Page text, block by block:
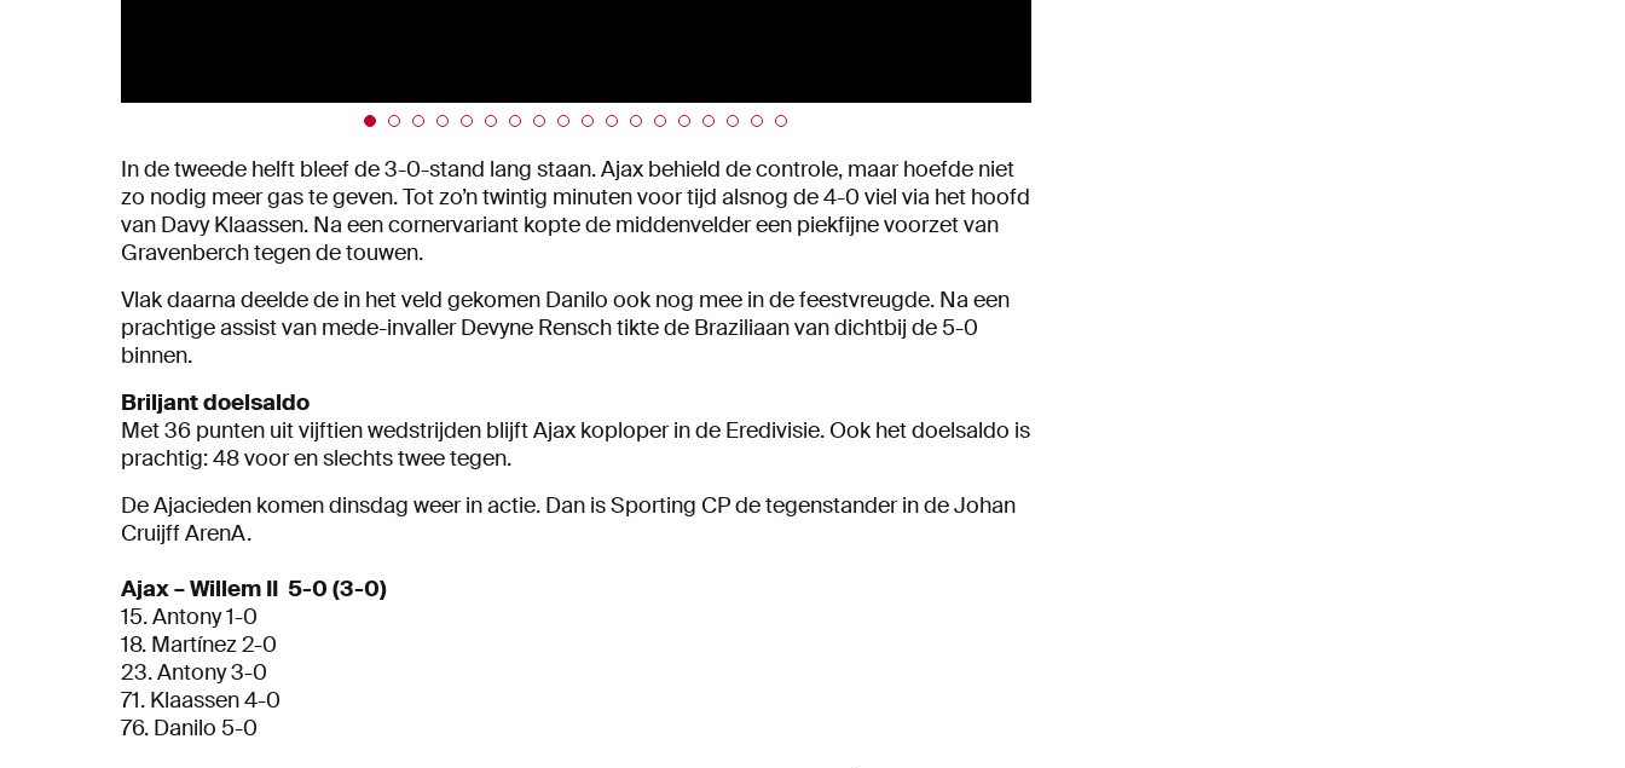
In de tweede helft bleef de 3-0-stand lang staan. Ajax behield de controle, maar hoefde niet
zo nodig meer gas te geven. Tot zo’n twintig minuten voor tijd alsnog de 4-0 viel via het hoofd
van Davy Klaassen. Na een cornervariant kopte de middenvelder een piekfijne voorzet van
Gravenberch tegen de touwen.
Vlak daarna deelde de in het veld gekomen Danilo ook nog mee in de feestvreugde. Na een
prachtige assist van mede-invaller Devyne Rensch tikte de Braziliaan van dichtbij de 5-0
binnen.
Briljant doelsaldo
Met 36 punten uit vijftien wedstrijden blijft Ajax koploper in de Eredivisie. Ook het doelsaldo is
prachtig: 48 voor en slechts twee tegen.
De Ajacieden komen dinsdag weer in actie. Dan is Sporting CP de tegenstander in de Johan
Cruijff ArenA.
Ajax – Willem II 5-0 (3-0)
15. Antony 1-0
18. Martínez 2-0
23. Antony 3-0
71. Klaassen 4-0
76. Danilo 5-0